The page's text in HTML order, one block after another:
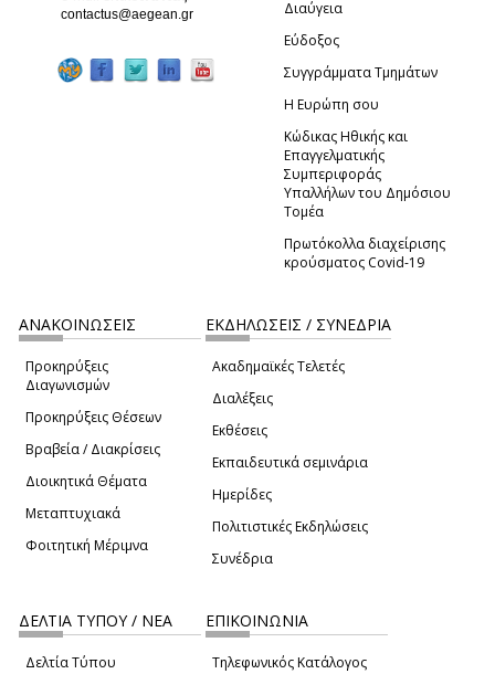
contactus@aegean.gr (link sends e-mail)Διαύγεια
Εύδοξος
Συγγράμματα Τμημάτων
Η Ευρώπη σου
Κώδικας Ηθικής και
Επαγγελματικής
Συμπεριφοράς
Υπαλλήλων του Δημόσιου
Τομέα
Πρωτόκολλα διαχείρισης
κρούσματος Covid-19
ΑΝΑΚΟΙΝΩΣΕΙΣ
Προκηρύξεις
Διαγωνισμών
Προκηρύξεις Θέσεων
Βραβεία / Διακρίσεις
Διοικητικά Θέματα
Μεταπτυχιακά
Φοιτητική Μέριμνα
ΕΚΔΗΛΩΣΕΙΣ / ΣΥΝΕΔΡΙΑ
Ακαδημαϊκές Τελετές
Διαλέξεις
Εκθέσεις
Εκπαιδευτικά σεμινάρια
Ημερίδες
Πολιτιστικές Εκδηλώσεις
Συνέδρια
ΔΕΛΤΙΑ ΤΥΠΟΥ / ΝΕΑ
Δελτία Τύπου
ΕΠΙΚΟΙΝΩΝΙΑ
Τηλεφωνικός Κατάλογος